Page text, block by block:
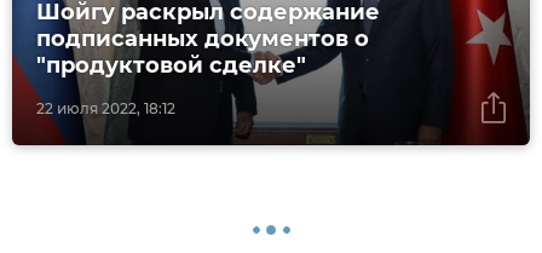
22 июля 2022, 18:12
Шойгу раскрыл содержание
подписанных документов о
"продуктовой сделке"